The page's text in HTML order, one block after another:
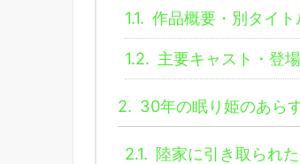
1.1. 作品概要・別タイト
1.2. 主要キャスト・登
2. 30年の眠り姫のあら
2.1. 陸家に引き取られ